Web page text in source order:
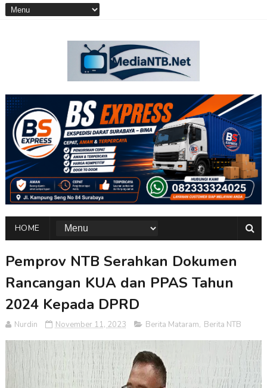
HOME
Pemprov NTB Serahkan Dokumen
Rancangan KUA dan PPAS Tahun
2024 Kepada DPRD
Nurdin November 11, 2023 Berita Mataram, Berita NTB